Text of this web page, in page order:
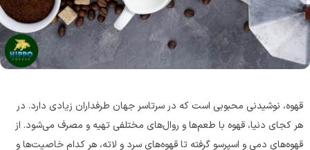
قهوه، نوشیدنی محبوبی است که در سرتاسر جهان طرفداران زیادی دارد. در
هر کجای دنیا، قهوه با طعم‌ها و روال‌های مختلفی تهیه و مصرف می‌شود. از
قهوه‌های دمی و اسپرسو گرفته تا قهوه‌های سرد و لاته، هر کدام خاصیت‌ها و
سوپر کافئین هیپو(70%روبوستا)
قوی ترین قهوه ایران
کاپوچینو
طعمی که ارزش امتحان